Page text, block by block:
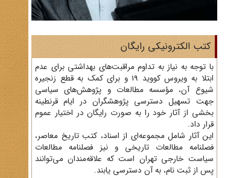
کتب الکترونیکی رایگان
با توجه به نیاز به تداوم مراقبت‌های بهداشتی برای عدم
ابتلا به ویروس کووید 19 و برای کمک به قطع زنجیره
شیوع آن، مؤسسه مطالعات و پژوهش‌های سیاسی
جهت تسهیل دسترسی پژوهشگران در ایام قرنطینه
بخشی از آثار خود را به صورت رایگان در اختیار عموم
قرار داد.
این آثار شامل مجموعه‌ای از اسناد، کتب تاریخ معاصر،
فصلنامه‌ مطالعات تاریخی و نیز فصلنامه مطالعات
سیاست خارجی تهران است که علاقه‌مندان می‌توانند
پس از ثبت نام، به آن دسترسی یابند.